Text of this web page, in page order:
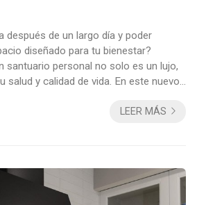
después de un largo día y poder
diseñado para tu bienestar?
santuario personal no solo es un lujo,
salud y calidad de vida. En este nuevo
contarte todas las ventajas de
LEER MÁS